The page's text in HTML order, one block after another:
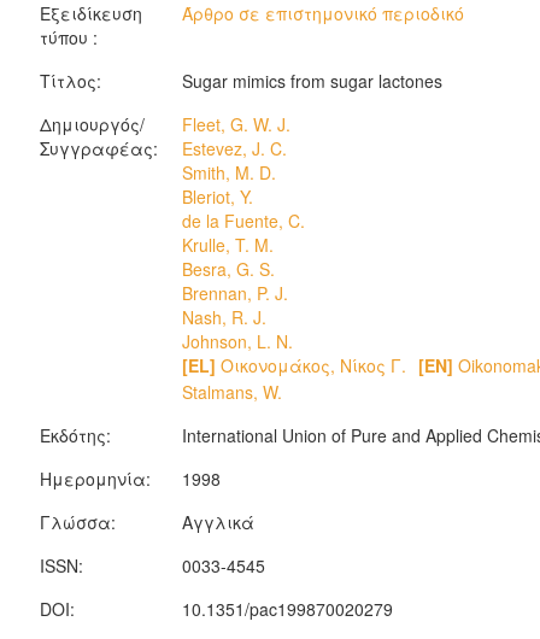
Εξειδίκευση
τύπου :
Άρθρο σε επιστημονικό περιοδικό
Τίτλος:
Sugar mimics from sugar lactones
Δημιουργός/
Συγγραφέας:
Fleet, G. W. J.
Estevez, J. C.
Smith, M. D.
Bleriot, Y.
de la Fuente, C.
Krulle, T. M.
Besra, G. S.
Brennan, P. J.
Nash, R. J.
Johnson, L. N.
[EL] Οικονομάκος, Νίκος Γ. [EN]
Stalmans, W.
Εκδότης:
International Union of Pure and Applied
Ημερομηνία:
1998
Γλώσσα:
Αγγλικά
ISSN:
0033-4545
DOI:
10.1351/pac199870020279